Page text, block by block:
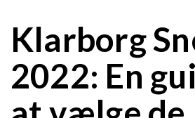
Klarborg
2022: En